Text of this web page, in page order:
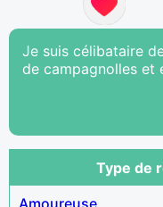
Je suis célibataire
de campagnolles et
Type de
Amoureuse